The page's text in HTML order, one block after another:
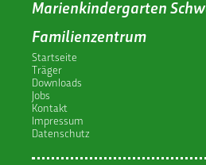
Marienkindergarten
Familienzentrum
Startseite
Träger
Downloads
Jobs
Kontakt
Impressum
Datenschutz